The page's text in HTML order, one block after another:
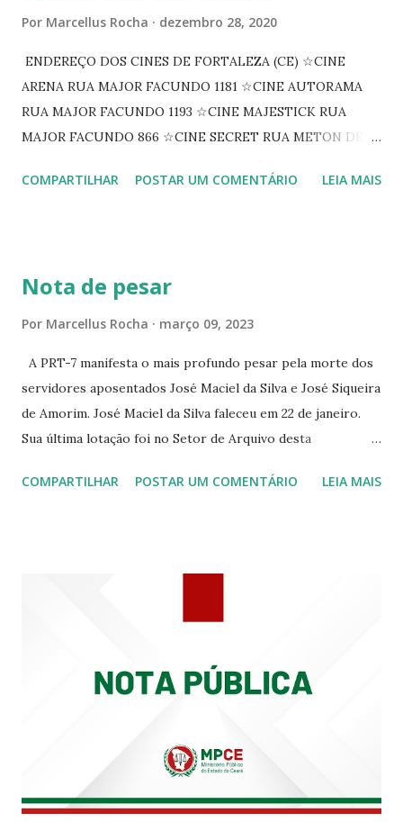
Por Marcellus Rocha dezembro 28, 2020
ENDEREÇO DOS CINES DE FORTALEZA (CE) ☆CINE
ARENA RUA MAJOR FACUNDO 1181 ☆CINE AUTORAMA
RUA MAJOR FACUNDO 1193 ☆CINE MAJESTICK RUA
MAJOR FACUNDO 866 ☆CINE SECRET RUA METON DE
PEIXOTO 1307 ☆CINE IRIS RUA FLORIANO PEIXOTO 1206
☆CINE VIP CLUBE RUA 24 DE MAIO 825 ☆CINE ECLIPSE
COMPARTILHAR POSTAR UM COMENTÁRIO LEIA MAIS
Nota de pesar
Por Marcellus Rocha março 09, 2023
A PRT-7 manifesta o mais profundo pesar pela morte dos
servidores aposentados José Maciel da Silva e José Siqueira
de Amorim. José Maciel da Silva faleceu em 22 de janeiro.
Sua última lotação foi no Setor de Arquivo desta
Siqueira Amorim faleceu em 28 de fevereiro e encerrou a
COMPARTILHAR POSTAR UM COMENTÁRIO LEIA MAIS